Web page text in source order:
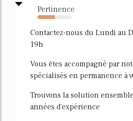
Pertinence
51%
Contactez-nous du Lundi au
19h
Vous êtes accompagné par
spécialisés en permanence à
Trouvons la solution
années d'expérience